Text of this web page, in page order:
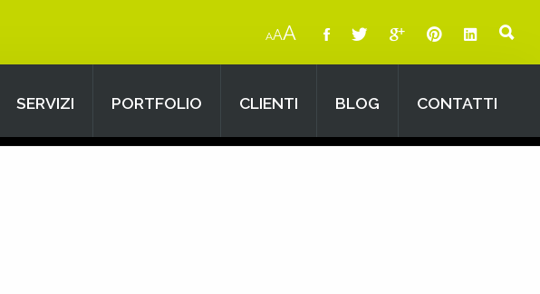
AAA
SERVIZI PORTFOLIO CLIENTI BLOG CONTATTI